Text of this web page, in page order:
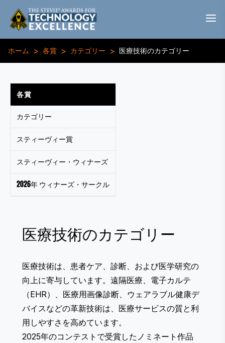
ホーム > 各賞 > カテゴリー > 医療技術のカテゴリー
各賞
カテゴリー
スティーヴィー賞
スティーヴィー・ウィナーズ
2026年 ウィナーズ・サークル
医療技術のカテゴリー
医療技術は、患者ケア、診断、および医学研究の
向上に寄与しています。遠隔医療、電子カルテ
（EHR）、医療用画像診断、ウェアラブル健康デ
バイスなどの革新技術は、医療サービスの質と利
用しやすさを高めています。
2025年のコンテストで受賞したノミネート作品